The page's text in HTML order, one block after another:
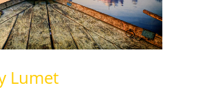
Lumet